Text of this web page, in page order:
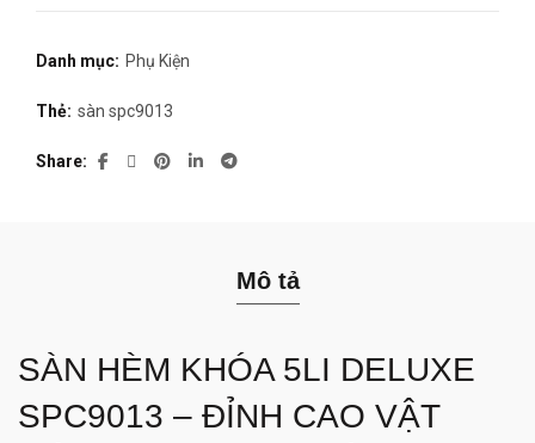
Danh mục: Phụ Kiện
Thẻ: sàn spc9013
Share
Mô tả
SÀN HÈM KHÓA 5LI DELUXE
SPC9013 – ĐỈNH CAO VẬT